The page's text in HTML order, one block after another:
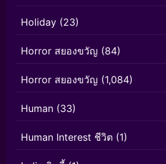
Holiday (23)
Horror สยองขวัญ (84)
Horror สยองขวัญ (1,084)
Human (33)
Human Interest ชีวิต (1)